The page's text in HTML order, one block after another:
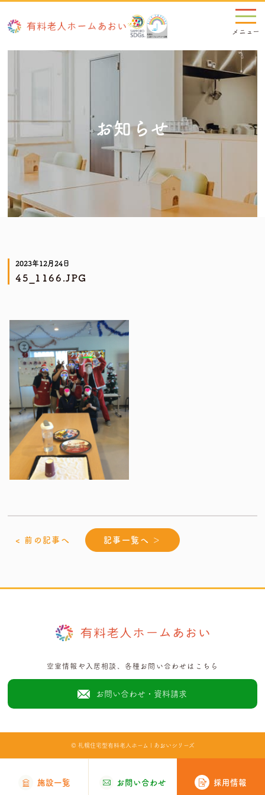
施設一覧 お問い合わせ 採用情報
お知らせ
2023年12月24日
45_1166.JPG
< 前の記事へ 記事一覧へ ＞
空室情報や入居相談、各種お問い合わせはこちら
お問い合わせ・資料請求
© 札幌住宅型有料老人ホーム | あおいシリーズ